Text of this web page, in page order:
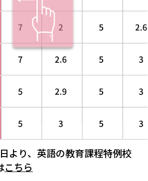
より、英語の教育課程特例校
こちら